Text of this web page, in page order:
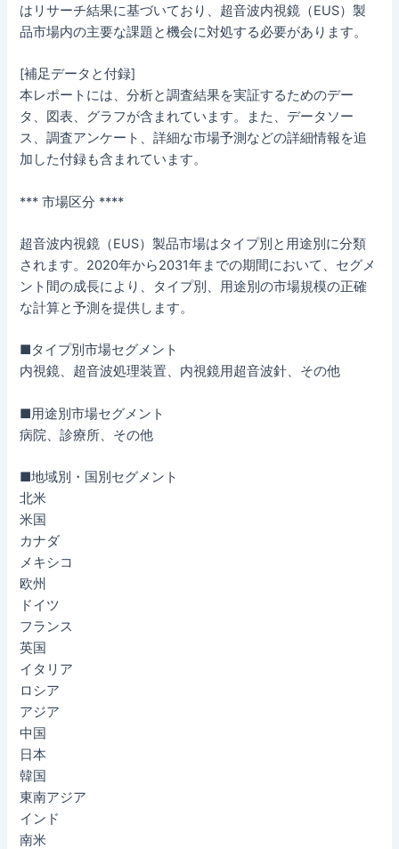
はリサーチ結果に基づいており、超音波内視鏡（EUS）製
品市場内の主要な課題と機会に対処する必要があります。
[補足データと付録]
本レポートには、分析と調査結果を実証するためのデー
タ、図表、グラフが含まれています。また、データソー
ス、調査アンケート、詳細な市場予測などの詳細情報を追
加した付録も含まれています。
*** 市場区分 ****
超音波内視鏡（EUS）製品市場はタイプ別と用途別に分類
されます。2020年から2031年までの期間において、セグメ
ント間の成長により、タイプ別、用途別の市場規模の正確
な計算と予測を提供します。
■タイプ別市場セグメント
内視鏡、超音波処理装置、内視鏡用超音波針、その他
■用途別市場セグメント
病院、診療所、その他
■地域別・国別セグメント
北米
米国
カナダ
メキシコ
欧州
ドイツ
フランス
英国
イタリア
ロシア
アジア
中国
日本
韓国
東南アジア
インド
南米